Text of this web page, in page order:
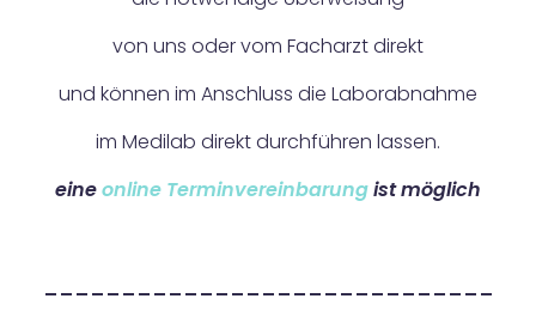
von uns oder vom Facharzt direkt
und können im Anschluss die Laborabnahme
im Medilab direkt durchführen lassen.
eineonline Terminvereinbarungist möglich